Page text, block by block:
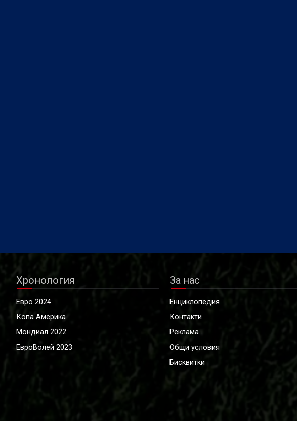
Хронология
Евро 2024
Копа Америка
Мондиал 2022
ЕвроВолей 2023
За нас
Енциклопедия
Контакти
Реклама
Общи условия
Бисквитки